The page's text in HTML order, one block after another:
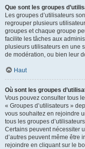
Que sont les groupes
Les groupes d’utilisateurs
regrouper plusieurs
groupes et chaque groupe
facilite les tâches aux
plusieurs utilisateurs en une
de modération, ou bien leur
Haut
Où sont les groupes
Vous pouvez consulter tous
« Groupes d’utilisateurs »
vous souhaitez en rejoindre
tous les groupes
Certains peuvent nécessiter
d’autres peuvent même être
rejoindre en cliquant sur le